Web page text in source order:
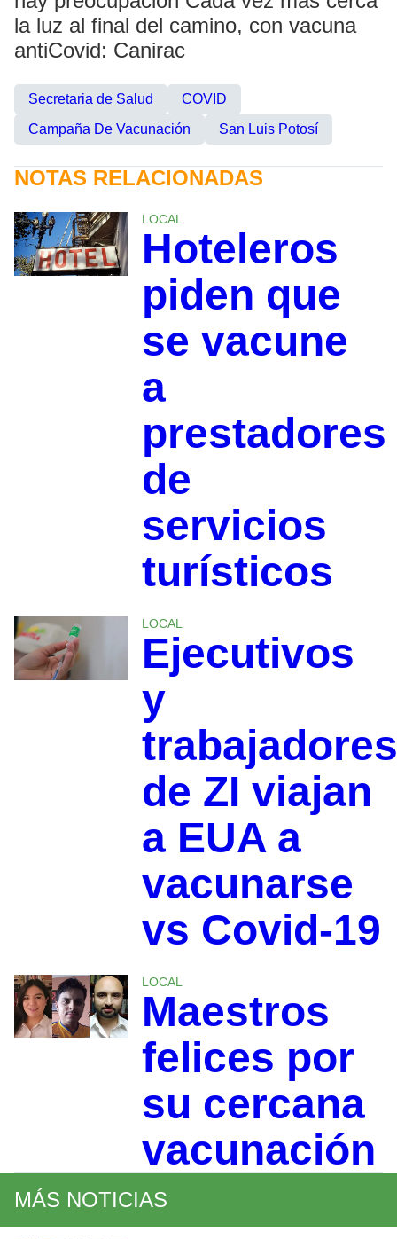
la luz al final del camino, con vacuna
antiCovid: Canirac
Secretaria de Salud
COVID
Campaña De Vacunación
San Luis Potosí
NOTAS RELACIONADAS
LOCAL
Hoteleros
piden que
se vacune
a
prestadores
de
servicios
turísticos
LOCAL
Ejecutivos
y
trabajadores
de ZI viajan
a EUA a
vacunarse
vs Covid-19
LOCAL
Maestros
felices por
su cercana
vacunación
MÁS NOTICIAS